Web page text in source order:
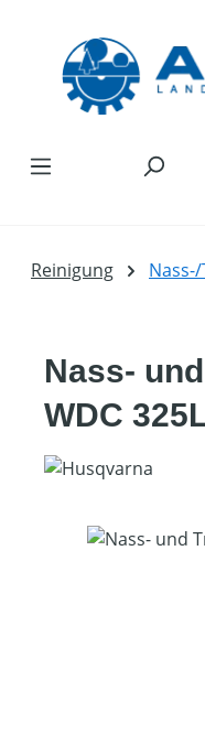
Reinigung
Nass-
WDC
Bildergalerie